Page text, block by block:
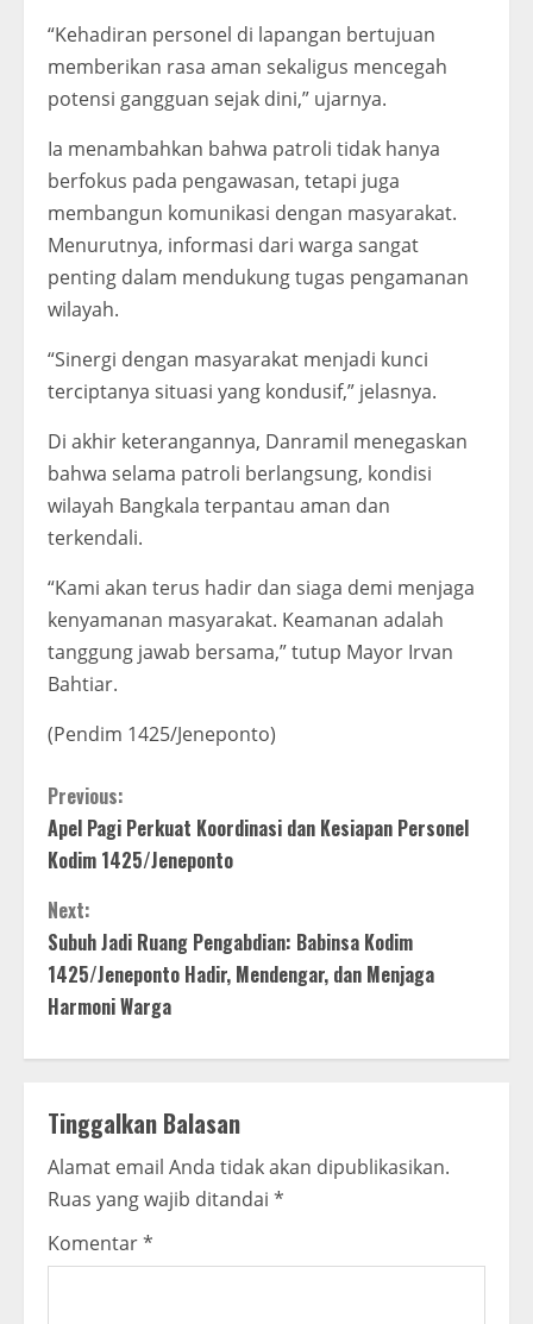
“Kehadiran personel di lapangan bertujuan
memberikan rasa aman sekaligus mencegah
potensi gangguan sejak dini,” ujarnya.
Ia menambahkan bahwa patroli tidak hanya
berfokus pada pengawasan, tetapi juga
membangun komunikasi dengan masyarakat.
Menurutnya, informasi dari warga sangat
penting dalam mendukung tugas pengamanan
wilayah.
“Sinergi dengan masyarakat menjadi kunci
terciptanya situasi yang kondusif,” jelasnya.
Di akhir keterangannya, Danramil menegaskan
bahwa selama patroli berlangsung, kondisi
wilayah Bangkala terpantau aman dan
terkendali.
“Kami akan terus hadir dan siaga demi menjaga
kenyamanan masyarakat. Keamanan adalah
tanggung jawab bersama,” tutup Mayor Irvan
Bahtiar.
(Pendim 1425/Jeneponto)
C
o
n
t
i
n
u
e
R
e
Previous:
Apel Pagi Perkuat Koordinasi dan Kesiapan Personel
Kodim 1425/Jeneponto
Next:
Subuh Jadi Ruang Pengabdian: Babinsa Kodim
1425/Jeneponto Hadir, Mendengar, dan Menjaga
Harmoni Warga
Tinggalkan Balasan
Alamat email Anda tidak akan dipublikasikan.
Ruas yang wajib ditandai *
Komentar*